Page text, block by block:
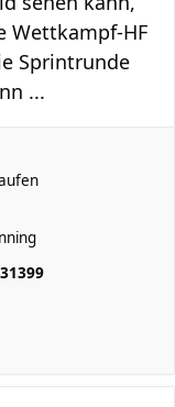
Wettkampf-HF
Sprintrunde
...